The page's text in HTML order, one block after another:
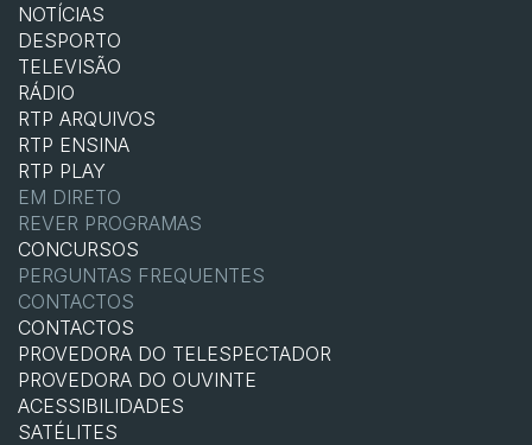
NOTÍCIAS
DESPORTO
TELEVISÃO
RÁDIO
RTP ARQUIVOS
RTP ENSINA
RTP PLAY
EM DIRETO
REVER PROGRAMAS
CONCURSOS
PERGUNTAS FREQUENTES
CONTACTOS
CONTACTOS
PROVEDORA DO TELESPECTADOR
PROVEDORA DO OUVINTE
ACESSIBILIDADES
SATÉLITES